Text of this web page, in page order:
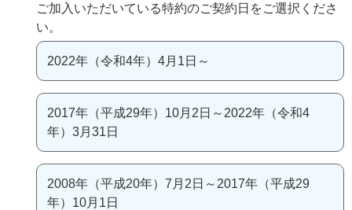
ご加入いただいている特約のご契約日をご選択くださ
い。
2022年（令和4年）4月1日～
2017年（平成29年）10月2日～2022年（令和4
年）3月31日
2008年（平成20年）7月2日～2017年（平成29
年）10月1日